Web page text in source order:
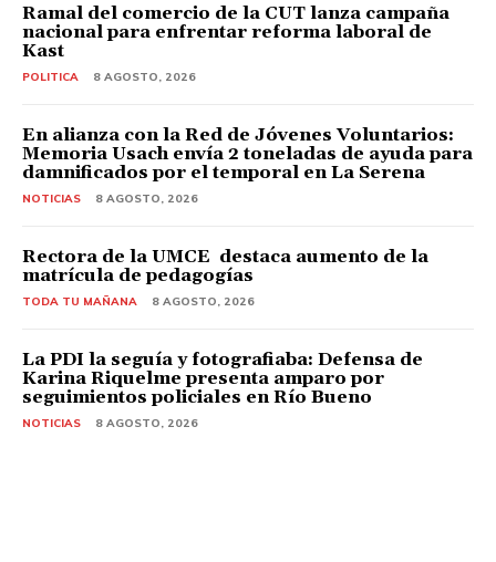
Ramal del comercio de la CUT lanza campaña
nacional para enfrentar reforma laboral de
Kast
POLITICA 8 AGOSTO, 2026
En alianza con la Red de Jóvenes Voluntarios:
Memoria Usach envía 2 toneladas de ayuda para
damnificados por el temporal en La Serena
NOTICIAS 8 AGOSTO, 2026
Rectora de la UMCE destaca aumento de la
matrícula de pedagogías
TODA TU MAÑANA 8 AGOSTO, 2026
La PDI la seguía y fotografiaba: Defensa de
Karina Riquelme presenta amparo por
seguimientos policiales en Río Bueno
NOTICIAS 8 AGOSTO, 2026